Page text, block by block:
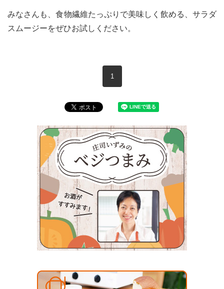
みなさんも、食物繊維たっぷりで美味しく飲める、サラダ
スムージーをぜひお試しください。
1